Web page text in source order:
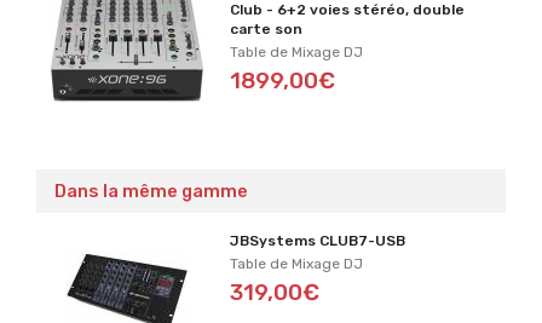
Club - 6+2 voies stéréo, double
carte son
Table de Mixage DJ
1899,00€
Dans la même gamme
JBSystems CLUB7-USB
Table de Mixage DJ
319,00€